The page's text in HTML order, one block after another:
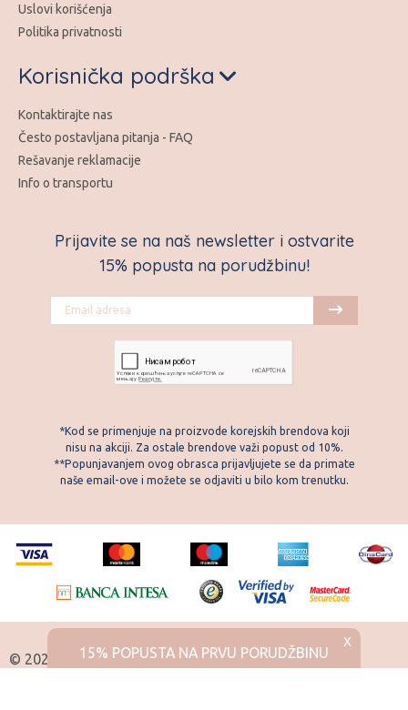
Prijavite se na naš newsletter i ostvarite
15% popusta na porudžbinu!
*Kod se primenjuje na proizvode korejskih brendova koji
nisu na akciji. Za ostale brendove važi popust od 10%.
**Popunjavanjem ovog obrasca prijavljujete se da primate
naše email-ove i možete se odjaviti u bilo kom trenutku.
Uslovi korišćenja
Politika privatnosti
Korisnička podrška
Kontaktirajte nas
Često postavljana pitanja - FAQ
Rešavanje reklamacije
Info o transportu
© 2026 Skintemple15% POPUSTA NA PRVU PORUDŽBINU
X